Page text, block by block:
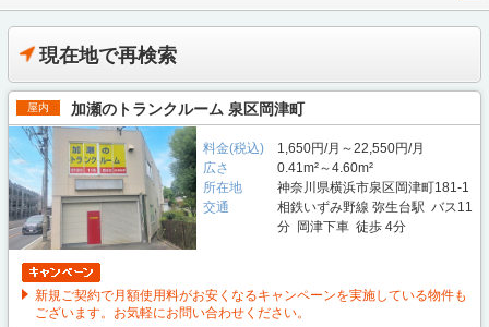
現在地で再検索
屋内 加瀬のトランクルーム 泉区岡津町
料金(税込)
1,650円/月～22,550円/月
広さ
0.41m²～4.60m²
所在地
神奈川県横浜市泉区岡津町181-1
交通
相鉄いずみ野線 弥生台駅 バス11
分 岡津下車 徒歩 4分
新規ご契約で月額使用料がお安くなるキャンペーンを実施している物件も
ございます。お気軽にお問い合わせください。